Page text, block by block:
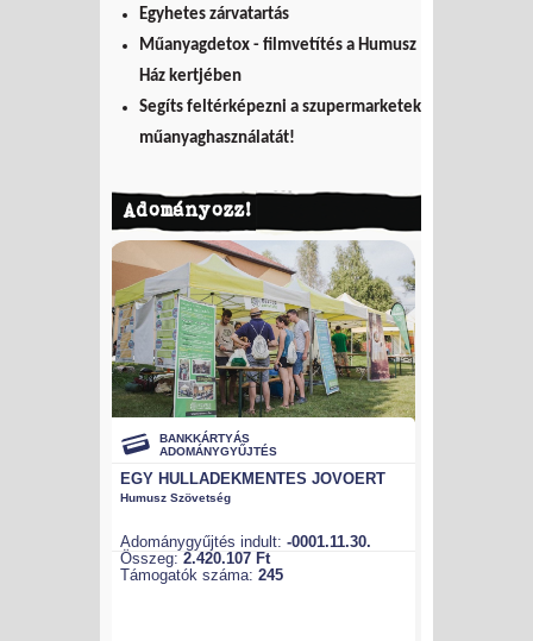
Egyhetes zárvatartás
Műanyagdetox - filmvetítés a Humusz
Ház kertjében
Segíts feltérképezni a szupermarketek
műanyaghasználatát!
Adományozz!